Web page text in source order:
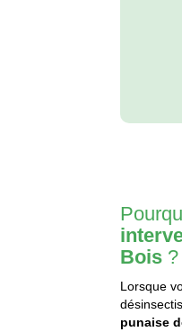
Bois ?
Lorsque
punaise